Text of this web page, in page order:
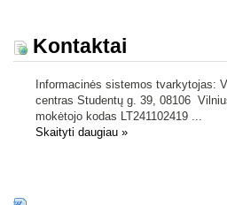
Kontaktai
Informacinės sistemos tvarkytojas:
centras Studentų g. 39, 08106
mokėtojo kodas LT241102419 ...
Skaityti daugiau »